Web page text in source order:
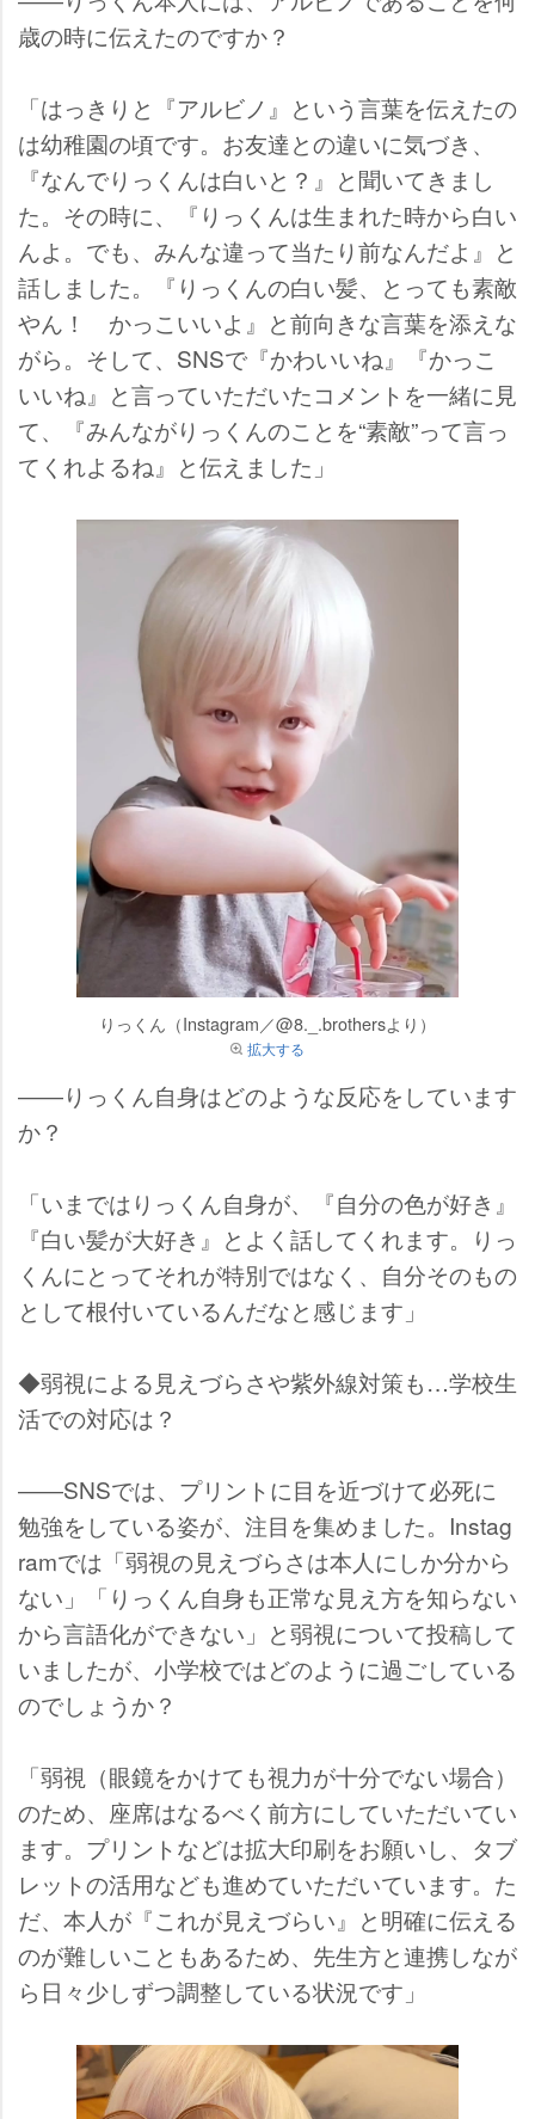
歳の時に伝えたのですか？
「はっきりと『アルビノ』という言葉を伝えたの
は幼稚園の頃です。お友達との違いに気づき、
『なんでりっくんは白いと？』と聞いてきまし
た。その時に、『りっくんは生まれた時から白い
んよ。でも、みんな違って当たり前なんだよ』と
話しました。『りっくんの白い髪、とっても素敵
ん！ かっこいいよ』と前向きな言葉を添えな
がら。そして、SNSで『かわいいね』『かっこ
いいね』と言っていただいたコメントを一緒に見
て、『みんながりっくんのことを“素敵”って言っ
てくれよるね』と伝えました」
りっくん（Instagram／@8._.brothersより）
拡大する
――りっくん自身はどのような反応をしています
か？
「いまではりっくん自身が、『自分の色が好き』
『白い髪が大好き』とよく話してくれます。りっ
くんにとってそれが特別ではなく、自分そのもの
として根付いているんだなと感じます」
◆弱視による見えづらさや紫外線対策も…学校生
活での対応は？
――SNSでは、プリントに目を近づけて必死に
勉強をしている姿が、注目を集めました。Instag
ramでは「弱視の見えづらさは本人にしか分から
ない」「りっくん自身も正常な見え方を知らない
から言語化ができない」と弱視について投稿して
いましたが、小学校ではどのように過ごしている
のでしょうか？
「弱視（眼鏡をかけても視力が十分でない場合）
のため、座席はなるべく前方にしていただいてい
ます。プリントなどは拡大印刷をお願いし、タブ
レットの活用なども進めていただいています。た
だ、本人が『これが見えづらい』と明確に伝える
のが難しいこともあるため、先生方と連携しなが
ら日々少しずつ調整している状況です」